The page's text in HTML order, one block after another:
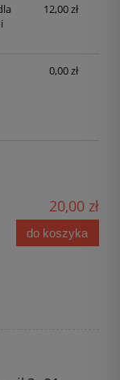
12,00 zł
0,00 zł
20,00 zł
do koszyka